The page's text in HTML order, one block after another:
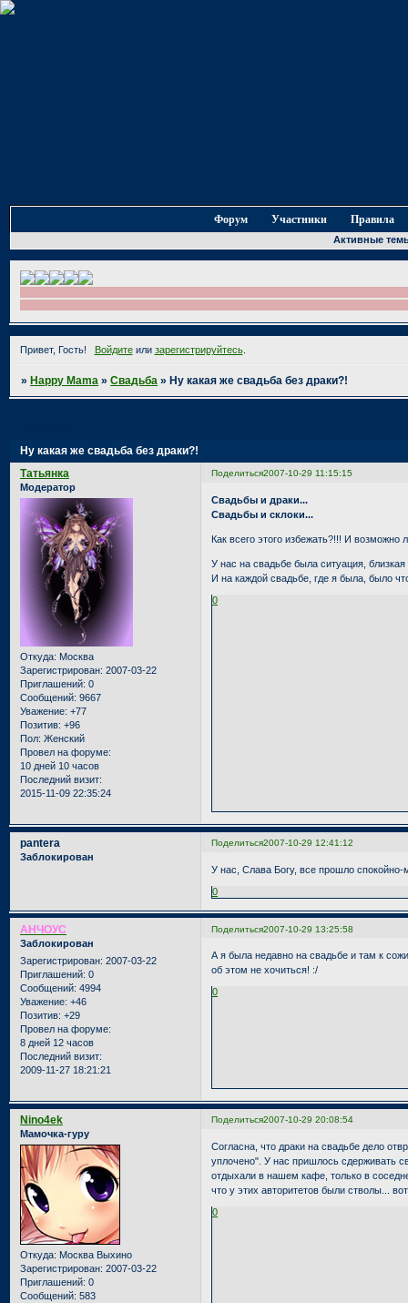
Форум Участники Правила
Активные
Привет, Гость! Войдитеили зарегистрируйтесь.
»Happy Mama »Свадьба »Ну какая же свадьба без драки?!
Ну какая же свадьба без драки?!
Поделиться2007-10-29 11:15:15
Татьянка
Модератор
Откуда: Москва
Зарегистрирован: 2007-03-22
Приглашений: 0
Сообщений: 9667
Уважение: +77
Позитив: +96
Пол: Женский
Провел на форуме:
10 дней 10 часов
Последний визит:
2015-11-09 22:35:24
Свадьбы и драки...
Свадьбы и склоки...
Как всего этого избежать?!!! И возможно
У нас на свадьбе была ситуация, близкая
И на каждой свадьбе, где я была, было
0
Поделиться2007-10-29 12:41:12
pantera
Заблокирован
У нас, Слава Богу, все прошло
0
Поделиться2007-10-29 13:25:58
АНЧОУС
Заблокирован
Зарегистрирован: 2007-03-22
Приглашений: 0
Сообщений: 4994
Уважение: +46
Позитив: +29
Провел на форуме:
8 дней 12 часов
Последний визит:
2009-11-27 18:21:21
А я была недавно на свадьбе и там к
об этом не хочиться! :/
0
Поделиться2007-10-29 20:08:54
Nino4ek
Мамочка-гуру
Откуда: Москва Выхино
Зарегистрирован: 2007-03-22
Приглашений: 0
Сообщений: 583
Согласна, что драки на свадьбе дело
уплочено". У нас пришлось сдерживать
отдыхали в нашем кафе, только в
что у этих авторитетов были стволы...
0